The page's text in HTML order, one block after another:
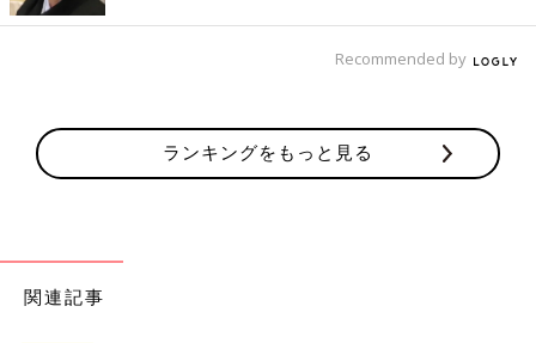
Recommended by
ランキングをもっと見る
関連記事